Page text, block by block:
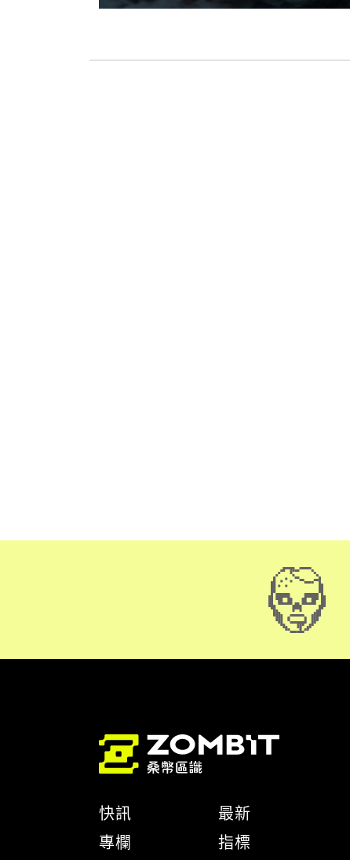
快訊
專欄
最新
指標